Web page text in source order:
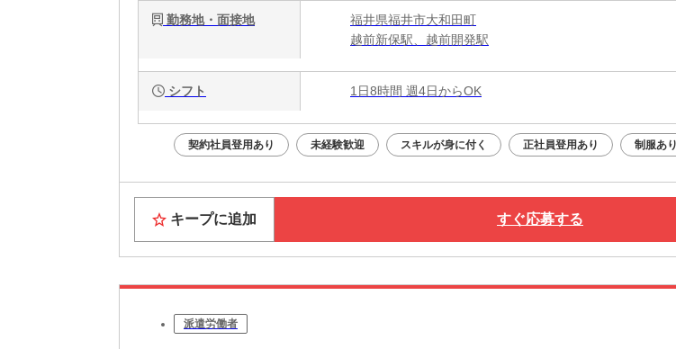
勤務地・面接地
福井県福井市大和田町
越前新保駅、越前開発駅
シフト 1日8時間 週4日からOK
契約社員登用あり 未経験歓迎 スキルが身に付く 正社員登用あり 制服あり
キープに追加 すぐ応募する
派遣労働者